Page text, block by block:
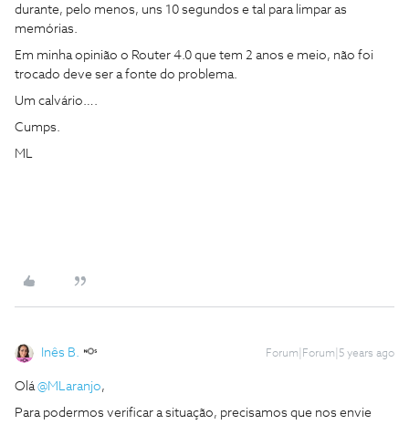
durante, pelo menos, uns 10 segundos e tal para limpar as
memórias.
Em minha opinião o Router 4.0 que tem 2 anos e meio, não foi
trocado deve ser a fonte do problema.
Um calvário….
Cumps.
ML
Inês B. Forum|Forum|5 years ago
Olá@MLaranjo,
Para podermos verificar a situação, precisamos que nos envie